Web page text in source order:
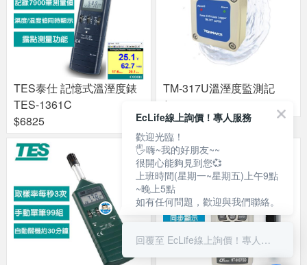
TES泰仕 記憶式溫溼度錶
TES-1361C
$6825
TM-317U溫溼度監測記
$5200
EcLife線上詢價！專人服務
歡迎光臨！
🖐嗨~我的好朋友~~
很開心能夠見到您💞
上班時間(星期一~星期五)上午9點
~晚上5點
如有任何問題，歡迎與我們聯絡。
回覆至 EcLife線上詢價！專人服務